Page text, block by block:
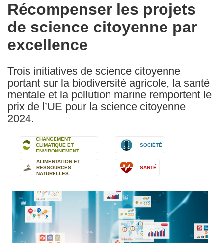
the
following
languages:
Récompenser les projets
de science citoyenne par
excellence
Trois initiatives de science citoyenne
portant sur la biodiversité agricole, la santé
mentale et la pollution marine remportent le
prix de l’UE pour la science citoyenne
2024.
CHANGEMENT
CLIMATIQUE ET
ENVIRONNEMENT
SOCIÉTÉ
ALIMENTATION ET
RESSOURCES
NATURELLES
SANTÉ